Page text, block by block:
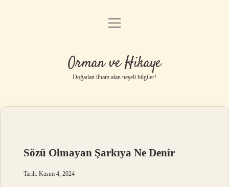
Anasayfa
Yasal Uyarı
menüyü
Orman ve Hikaye
Doğadan ilham alan neşeli bilgiler!
Sözü Olmayan Şarkıya Ne Denir
Tarih: Kasım 4, 2024